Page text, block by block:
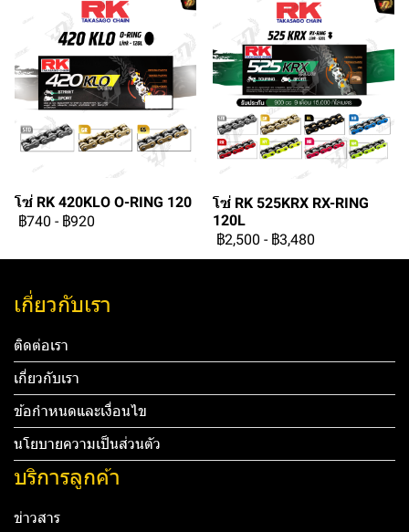
โซ่ RK 420KLO O-RING 120
฿740 - ฿920
โซ่ RK 525KRX RX-RING
120L
฿2,500 - ฿3,480
เกี่ยวกับเรา
ติดต่อเรา
เกี่ยวกับเรา
ข้อกำหนดและเงื่อนไข
นโยบายความเป็นส่วนตัว
บริการลูกค้า
ข่าวสาร